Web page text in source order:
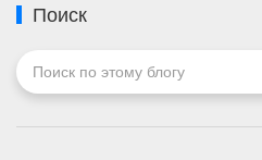
Поиск